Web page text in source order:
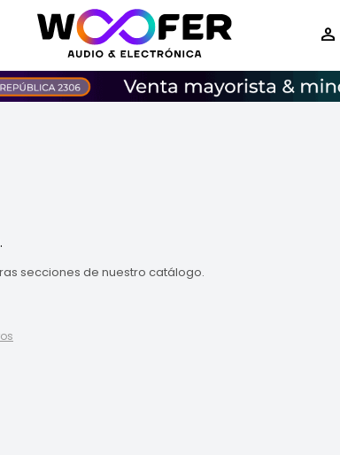
secciones de nuestro catálogo.